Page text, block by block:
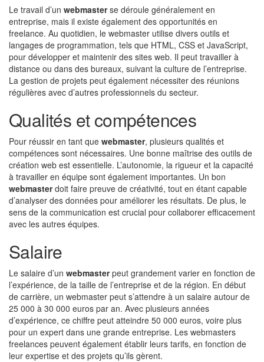
Le travail d’un webmasterse déroule généralement en
entreprise, mais il existe également des opportunités en
freelance. Au quotidien, le webmaster utilise divers outils et
langages de programmation, tels que HTML, CSS et JavaScript,
pour développer et maintenir des sites web. Il peut travailler à
distance ou dans des bureaux, suivant la culture de l’entreprise.
La gestion de projets peut également nécessiter des réunions
régulières avec d’autres professionnels du secteur.
Qualités et compétences
Pour réussir en tant que webmaster, plusieurs qualités et
compétences sont nécessaires. Une bonne maîtrise des outils de
création web est essentielle. L’autonomie, la rigueur et la capacité
à travailler en équipe sont également importantes. Un bon
webmasterdoit faire preuve de créativité, tout en étant capable
d’analyser des données pour améliorer les résultats. De plus, le
sens de la communication est crucial pour collaborer efficacement
avec les autres équipes.
Salaire
Le salaire d’un webmasterpeut grandement varier en fonction de
l’expérience, de la taille de l’entreprise et de la région. En début
de carrière, un webmaster peut s’attendre à un salaire autour de
25 000 à 30 000 euros par an. Avec plusieurs années
d’expérience, ce chiffre peut atteindre 50 000 euros, voire plus
pour un expert dans une grande entreprise. Les webmasters
freelances peuvent également établir leurs tarifs, en fonction de
leur expertise et des projets qu’ils gèrent.